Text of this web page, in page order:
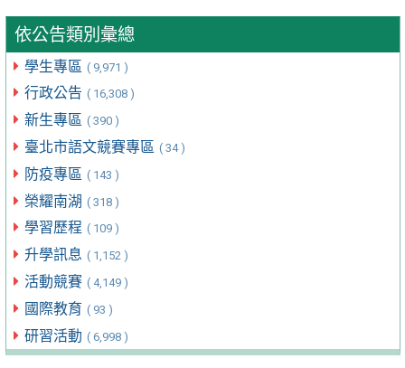
依公告類別彙總
學生專區 ( 9,971 )
行政公告 ( 16,308 )
新生專區 ( 390 )
臺北市語文競賽專區 ( 34 )
防疫專區 ( 143 )
榮耀南湖 ( 318 )
學習歷程 ( 109 )
升學訊息 ( 1,152 )
活動競賽 ( 4,149 )
國際教育 ( 93 )
研習活動 ( 6,998 )